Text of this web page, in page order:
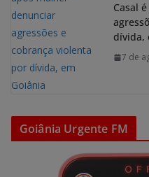
Casal
dívida,
7 de
Goiânia Urgente FM